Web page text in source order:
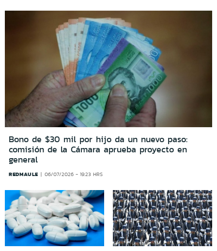
Bono de $30 mil por hijo da un nuevo paso:
comisión de la Cámara aprueba proyecto en
general
REDMAULE 06/07/2026 - 19:23 HRS